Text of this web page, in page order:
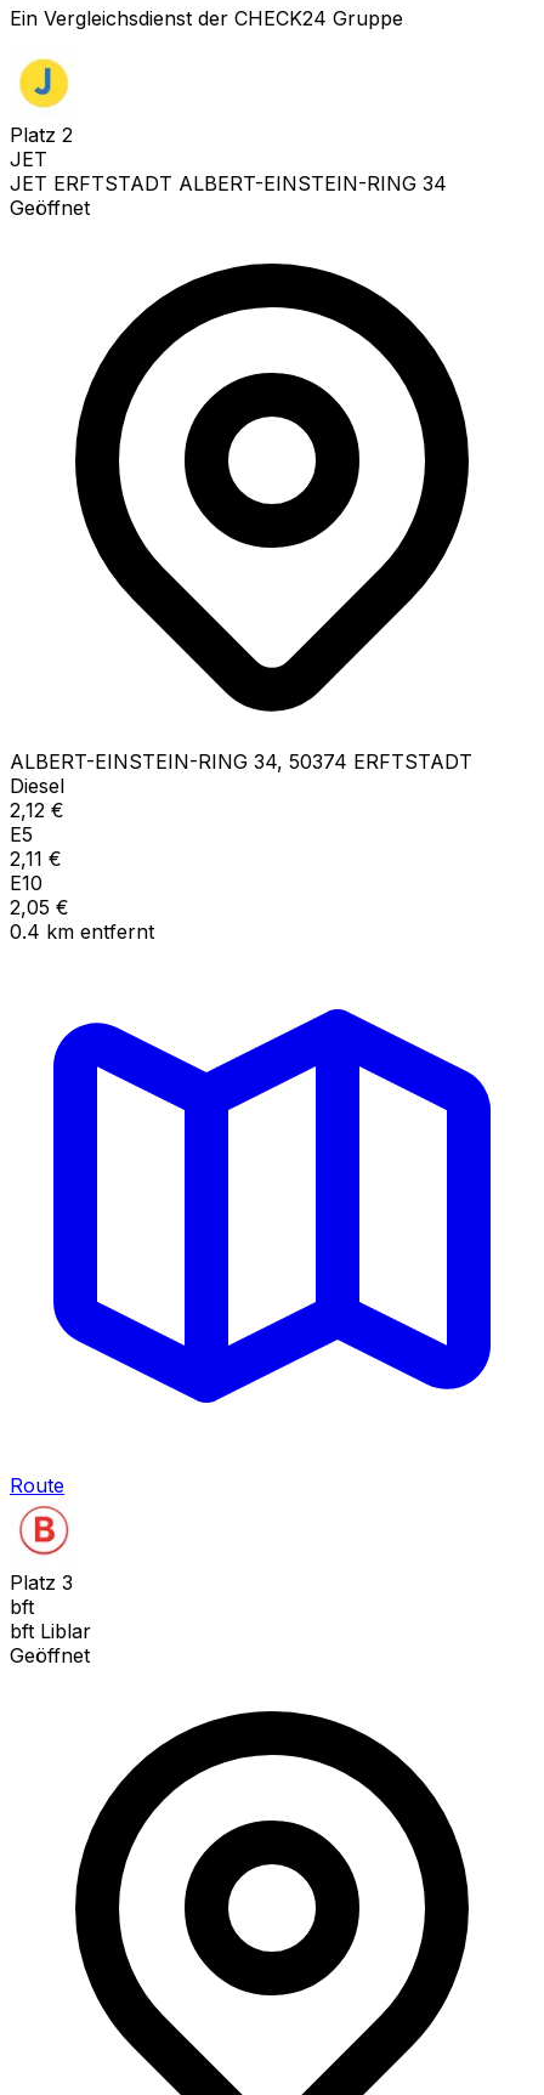
Ein Vergleichsdienst der CHECK24 Gruppe
Platz 2
JET
JET ERFTSTADT ALBERT-EINSTEIN-RING 34
Geöffnet
ALBERT-EINSTEIN-RING 34, 50374 ERFTSTADT
Diesel
2,12 €
E5
2,11 €
E10
2,05 €
0.4 km entfernt
Route
Platz 3
bft
bft Liblar
Geöffnet